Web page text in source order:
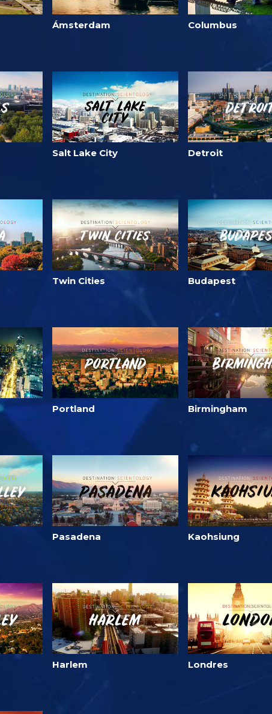
Ámsterdam Columbus
Salt Lake City Detroit
Twin Cities Budapest
Portland Birmingham
Pasadena Kaohsiung
Harlem Londres